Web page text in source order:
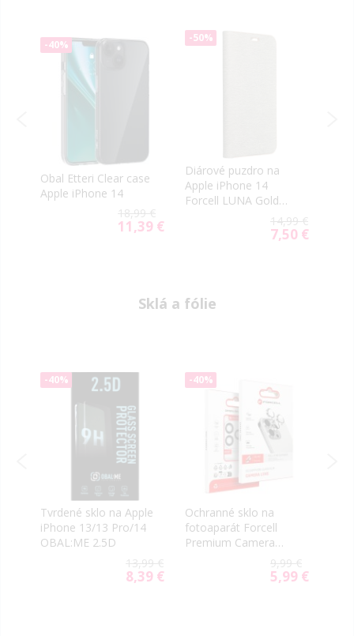
-40%
Obal Etteri Clear case
Apple iPhone 14
18,99 €
Special
11,39 €
-50%
Diárové puzdro na
Apple iPhone 14
Forcell LUNA Gold
14,99 €
Special
7,50 €
Sklá a fólie
-40%
Tvrdené sklo na Apple
iPhone 13/13 Pro/14
OBAL:ME 2.5D
13,99 €
Special
8,39 €
-40%
Ochranné sklo na
fotoaparát Forcell
Premium Camera
Lens Apple iPhone
14/14 Plus červené
9,99 €
Special
5,99 €